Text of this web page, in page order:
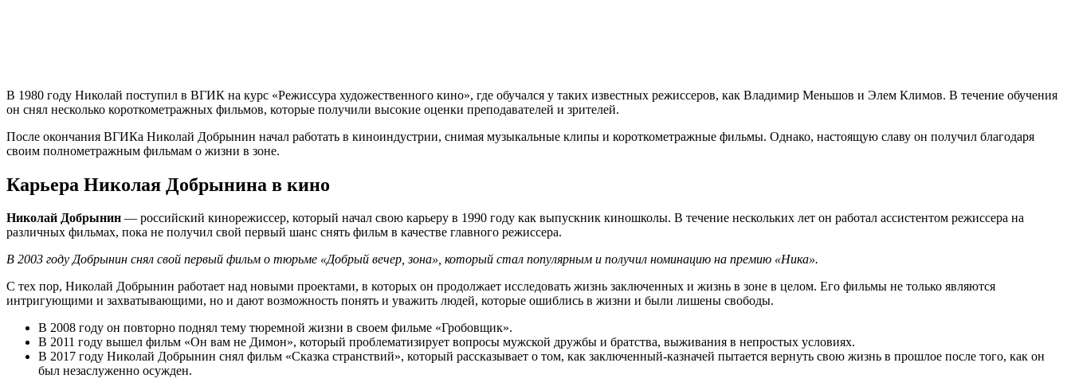
В 1980 году Николай поступил в ВГИК на курс «Режиссура художественного кино», где обучался у таких известных режиссеров, как Владимир Меньшов и Элем Климов. В течение обучения
он снял несколько короткометражных фильмов, которые получили высокие оценки преподавателей и зрителей.
После окончания ВГИКа Николай Добрынин начал работать в киноиндустрии, снимая музыкальные клипы и короткометражные фильмы. Однако, настоящую славу он получил благодаря
своим полнометражным фильмам о жизни в зоне.
Карьера Николая Добрынина в кино
Николай Добрынин — российский кинорежиссер, который начал свою карьеру в 1990 году как выпускник киношколы. В течение нескольких лет он работал ассистентом режиссера на
различных фильмах, пока не получил свой первый шанс снять фильм в качестве главного режиссера.
В 2003 году Добрынин снял свой первый фильм о тюрьме «Добрый вечер, зона», который стал популярным и получил номинацию на премию «Ника».
С тех пор, Николай Добрынин работает над новыми проектами, в которых он продолжает исследовать жизнь заключенных и жизнь в зоне в целом. Его фильмы не только являются
интригующими и захватывающими, но и дают возможность понять и уважить людей, которые ошиблись в жизни и были лишены свободы.
В 2008 году он повторно поднял тему тюремной жизни в своем фильме «Гробовщик».
В 2011 году вышел фильм «Он вам не Димон», который проблематизирует вопросы мужской дружбы и братства, выживания в непростых условиях.
В 2017 году Николай Добрынин снял фильм «Сказка странствий», который рассказывает о том, как заключенный-казначей пытается вернуть свою жизнь в прошлое после того, как он
был незаслуженно осужден.